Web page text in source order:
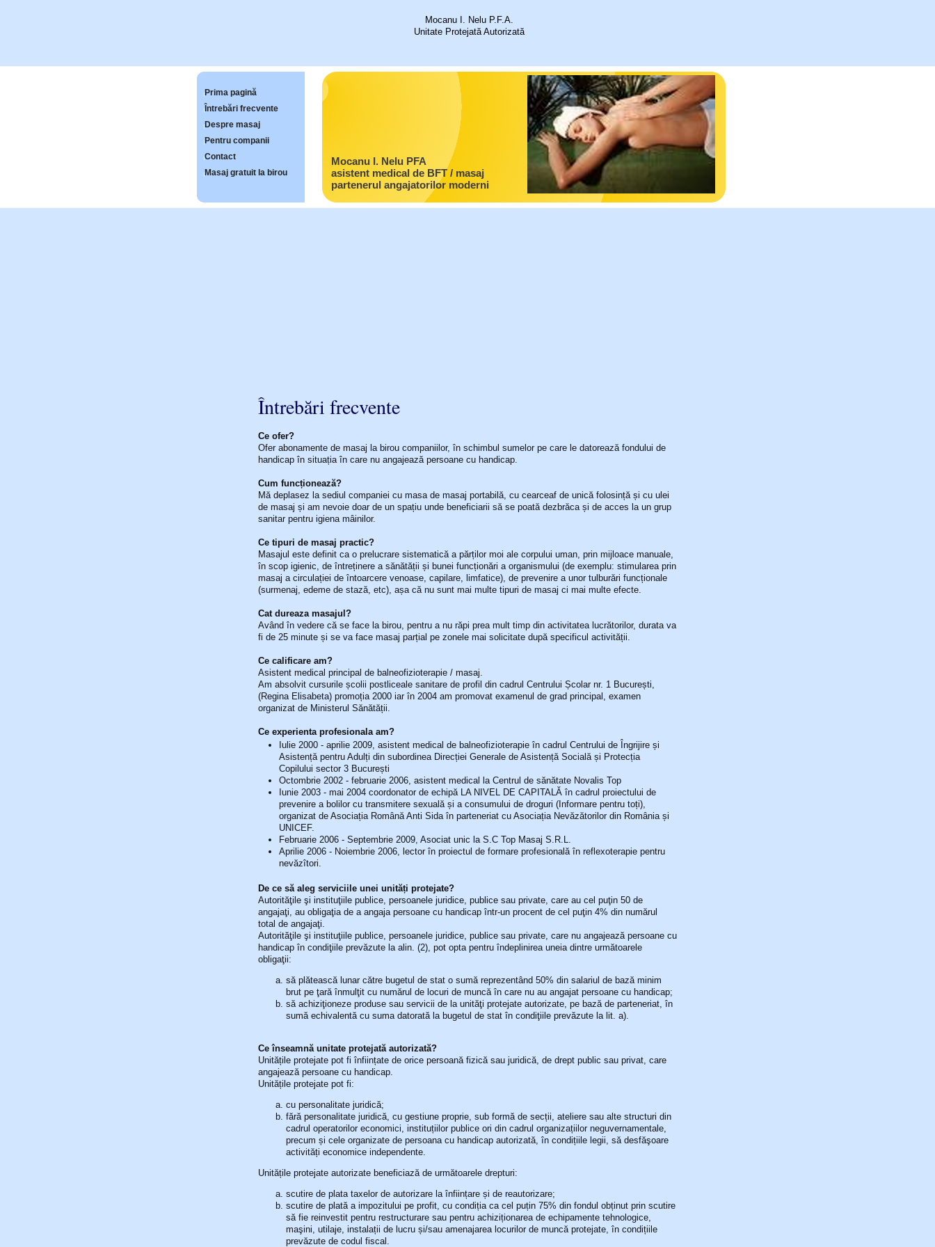
Mocanu I. Nelu P.F.A.
Unitate Protejată Autorizată
Prima pagină
Întrebări frecvente
Despre masaj
Pentru companii
Contact
Masaj gratuit la birou
Mocanu I. Nelu PFA
asistent medical de BFT / masaj
partenerul angajatorilor moderni
Întrebări frecvente
Ce ofer?
Ofer abonamente de masaj la birou companiilor, în schimbul sumelor pe care le datorează fondului de
handicap în situația în care nu angajează persoane cu handicap.
Cum funcționează?
Mă deplasez la sediul companiei cu masa de masaj portabilă, cu cearceaf de unică folosință și cu ulei
de masaj și am nevoie doar de un spațiu unde beneficiarii să se poată dezbrăca și de acces la un grup
sanitar pentru igiena mâinilor.
Ce tipuri de masaj practic?
Masajul este definit ca o prelucrare sistematică a părților moi ale corpului uman, prin mijloace manuale,
în scop igienic, de întreținere a sănătății și bunei funcționări a organismului (de exemplu: stimularea prin
masaj a circulației de întoarcere venoase, capilare, limfatice), de prevenire a unor tulburări funcționale
(surmenaj, edeme de stază, etc), așa că nu sunt mai multe tipuri de masaj ci mai multe efecte.
Cat dureaza masajul?
Având în vedere că se face la birou, pentru a nu răpi prea mult timp din activitatea lucrătorilor, durata va
fi de 25 minute și se va face masaj parțial pe zonele mai solicitate după specificul activității.
Ce calificare am?
Asistent medical principal de balneofizioterapie / masaj.
Am absolvit cursurile școlii postliceale sanitare de profil din cadrul Centrului Școlar nr. 1 București,
(Regina Elisabeta) promoția 2000 iar în 2004 am promovat examenul de grad principal, examen
organizat de Ministerul Sănătății.
Ce experienta profesionala am?
Iulie 2000 - aprilie 2009, asistent medical de balneofizioterapie în cadrul Centrului de Îngrijire și
Asistență pentru Adulți din subordinea Direcției Generale de Asistență Socială și Protecția
Copilului sector 3 București
Octombrie 2002 - februarie 2006, asistent medical la Centrul de sănătate Novalis Top
Iunie 2003 - mai 2004 coordonator de echipă LA NIVEL DE CAPITALĂ în cadrul proiectului de
prevenire a bolilor cu transmitere sexuală și a consumului de droguri (Informare pentru toți),
organizat de Asociația Română Anti Sida în parteneriat cu Asociația Nevăzătorilor din România și
UNICEF.
Februarie 2006 - Septembrie 2009, Asociat unic la S.C Top Masaj S.R.L.
Aprilie 2006 - Noiembrie 2006, lector în proiectul de formare profesională în reflexoterapie pentru
nevăzîtori.
De ce să aleg serviciile unei unități protejate?
Autorităţile şi instituţiile publice, persoanele juridice, publice sau private, care au cel puţin 50 de
angajaţi, au obligaţia de a angaja persoane cu handicap într-un procent de cel puţin 4% din numărul
total de angajaţi.
Autorităţile şi instituţiile publice, persoanele juridice, publice sau private, care nu angajează persoane cu
handicap în condiţiile prevăzute la alin. (2), pot opta pentru îndeplinirea uneia dintre următoarele
obligaţii:
să plătească lunar către bugetul de stat o sumă reprezentând 50% din salariul de bază minim
brut pe ţară înmulţit cu numărul de locuri de muncă în care nu au angajat persoane cu handicap;
să achiziţioneze produse sau servicii de la unităţi protejate autorizate, pe bază de parteneriat, în
sumă echivalentă cu suma datorată la bugetul de stat în condiţiile prevăzute la lit. a).
Ce înseamnă unitate protejată autorizată?
Unitățile protejate pot fi înființate de orice persoană fizică sau juridică, de drept public sau privat, care
angajează persoane cu handicap.
Unitățile protejate pot fi:
cu personalitate juridică;
fără personalitate juridică, cu gestiune proprie, sub formă de secții, ateliere sau alte structuri din
cadrul operatorilor economici, instituțiilor publice ori din cadrul organizațiilor neguvernamentale,
precum și cele organizate de persoana cu handicap autorizată, în condițiile legii, să desfăşoare
activități economice independente.
Unitățile protejate autorizate beneficiază de următoarele drepturi:
scutire de plata taxelor de autorizare la înființare și de reautorizare;
scutire de plată a impozitului pe profit, cu condiția ca cel puțin 75% din fondul obținut prin scutire
să fie reinvestit pentru restructurare sau pentru achiziționarea de echipamente tehnologice,
maşini, utilaje, instalații de lucru și/sau amenajarea locurilor de muncă protejate, în condițiile
prevăzute de codul fiscal.